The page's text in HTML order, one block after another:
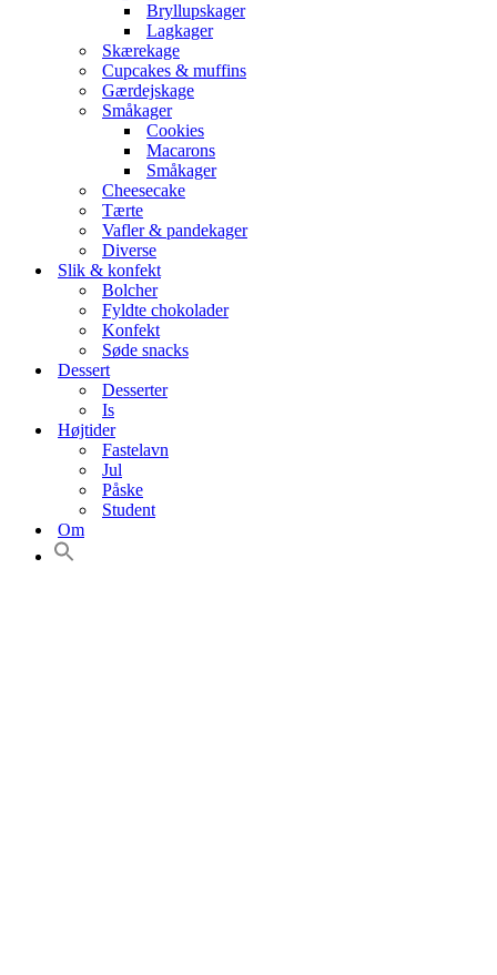
Bryllupskager
Lagkager
Skærekage
Cupcakes & muffins
Gærdejskage
Småkager
Cookies
Macarons
Småkager
Cheesecake
Tærte
Vafler & pandekager
Diverse
Slik & konfekt
Bolcher
Fyldte chokolader
Konfekt
Søde snacks
Dessert
Desserter
Is
Højtider
Fastelavn
Jul
Påske
Student
Om